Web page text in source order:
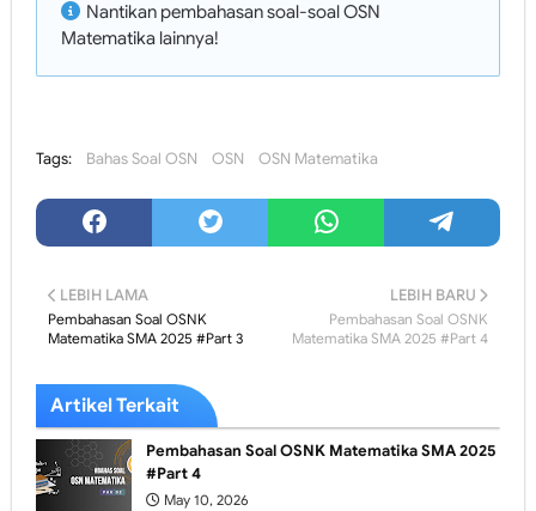
Nantikan pembahasan soal-soal OSN
Matematika lainnya!
Tags: Bahas Soal OSN OSN OSN Matematika
LEBIH BARU
Pembahasan Soal OSNK
Matematika SMA 2025 #Part 4
LEBIH LAMA
Pembahasan Soal OSNK
Matematika SMA 2025 #Part 3
Artikel Terkait
Pembahasan Soal OSNK Matematika SMA 2025
#Part 4
May 10, 2026